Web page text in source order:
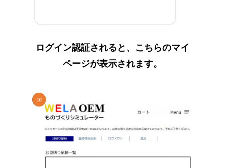
ログイン認証されると、こちらのマイ
ページが表示されます。